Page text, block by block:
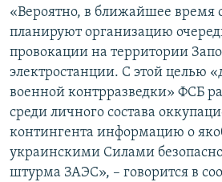
«Вероятно, в ближайшее время
планируют организацию
провокации на территории
электростанции. С этой целью
военной контрразведки» ФСБ
среди личного состава
контингента информацию о
украинскими Силами
штурма ЗАЭС», – говорится в